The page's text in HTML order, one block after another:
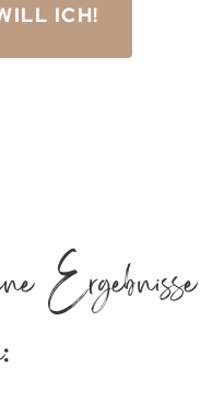
ICH!
Ergebnisse